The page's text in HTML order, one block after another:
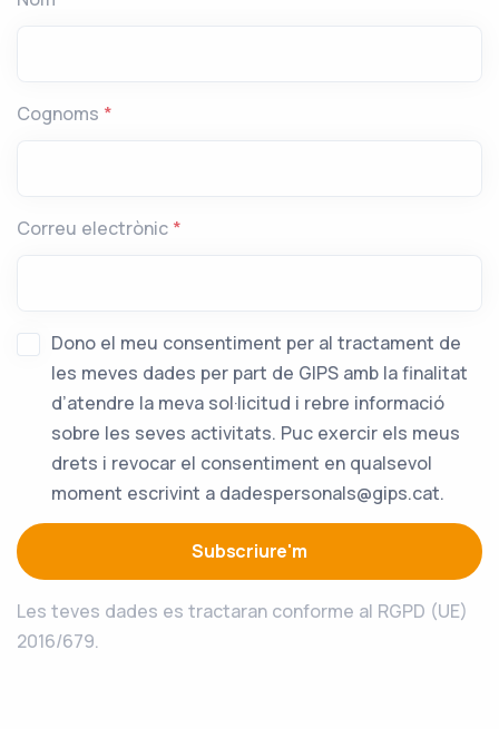
Cognoms *
Correu electrònic *
Dono el meu consentiment per al tractament de
les meves dades per part de GIPS amb la finalitat
d’atendre la meva sol·licitud i rebre informació
sobre les seves activitats. Puc exercir els meus
drets i revocar el consentiment en qualsevol
moment escrivint a dadespersonals@gips.cat.
Subscriure'm
Les teves dades es tractaran conforme al RGPD (UE)
2016/679.